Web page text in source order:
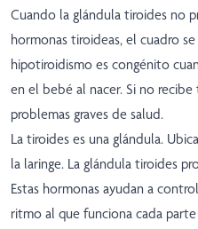
Cuando la glándula tiroides no
hormonas tiroideas, el cuadro
hipotiroidismo es congénito
en el bebé al nacer. Si no
problemas graves de salud.
La tiroides es una glándula.
la laringe. La glándula tiroides
Estas hormonas ayudan a
ritmo al que funciona cada